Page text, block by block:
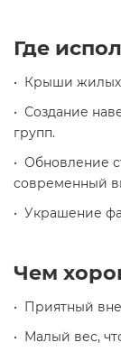
Где
• Крыши жилых
• Создание
групп.
• Обновление
современный
• Украшение
Чем
• Приятный
• Малый вес,